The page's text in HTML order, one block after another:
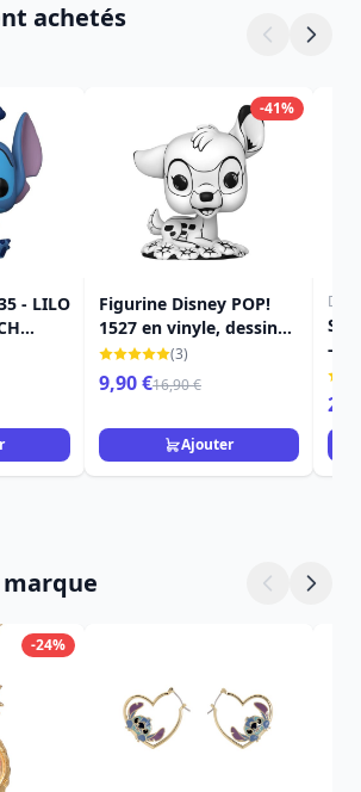
achetés
- LILO
-41%
Figurine Disney POP!
1527 en vinyle, dessin
de Bambi, 9 cm
(3)
9,90 €16,90 €
Ajouter
-
-24%